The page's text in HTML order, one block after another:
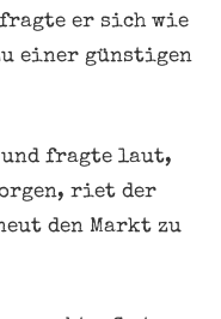
fragte er sich wie
einer günstigen
und fragte laut,
riet der
den Markt zu